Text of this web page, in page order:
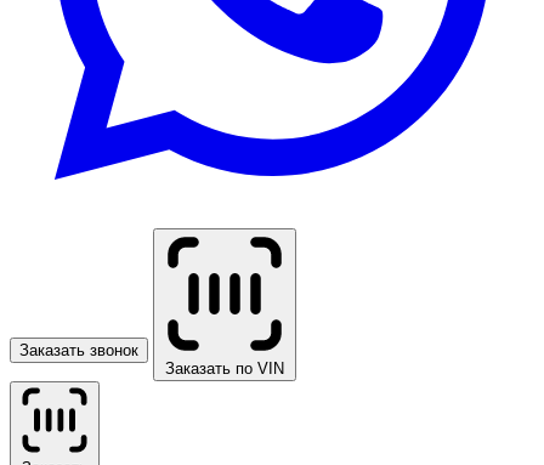
Заказать звонок
Заказать по VIN